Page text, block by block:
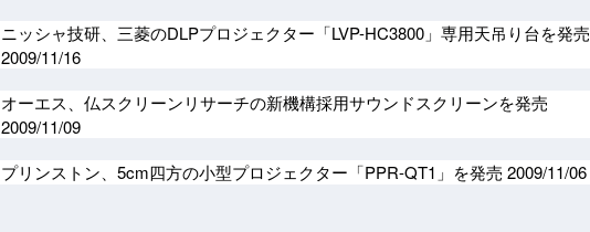
ニッシャ技研、三菱のDLPプロジェクター「LVP-HC3800」専用天吊り台を発売
2009/11/16
オーエス、仏スクリーンリサーチの新機構採用サウンドスクリーンを発売
2009/11/09
プリンストン、5cm四方の小型プロジェクター「PPR-QT1」を発売 2009/11/06